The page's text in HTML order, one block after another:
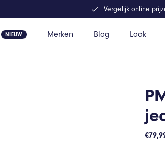
Merken Blog Look
Vergelijk online
€